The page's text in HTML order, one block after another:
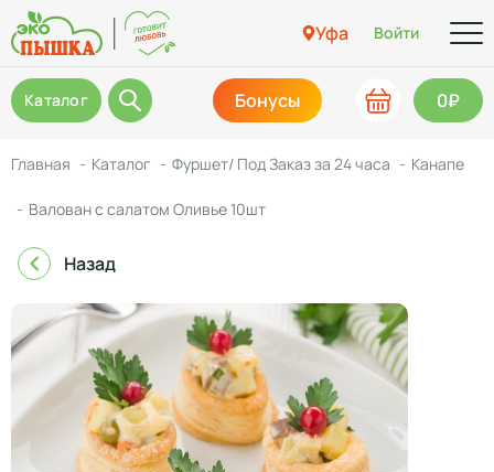
Уфа Войти
Каталог Бонусы 0₽
Главная Каталог Фуршет/ Под Заказ за 24 часа Канапе
Валован с салатом Оливье 10шт
Назад